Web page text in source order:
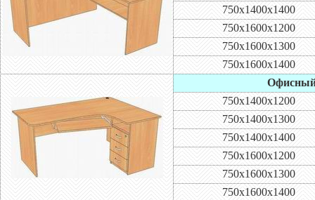
750х1400х1400
750х1600х1200
750х1600х1300
750х1600х1400
Офисный
750х1400х1200
750х1400х1300
750х1400х1400
750х1600х1200
750х1600х1300
750х1600х1400